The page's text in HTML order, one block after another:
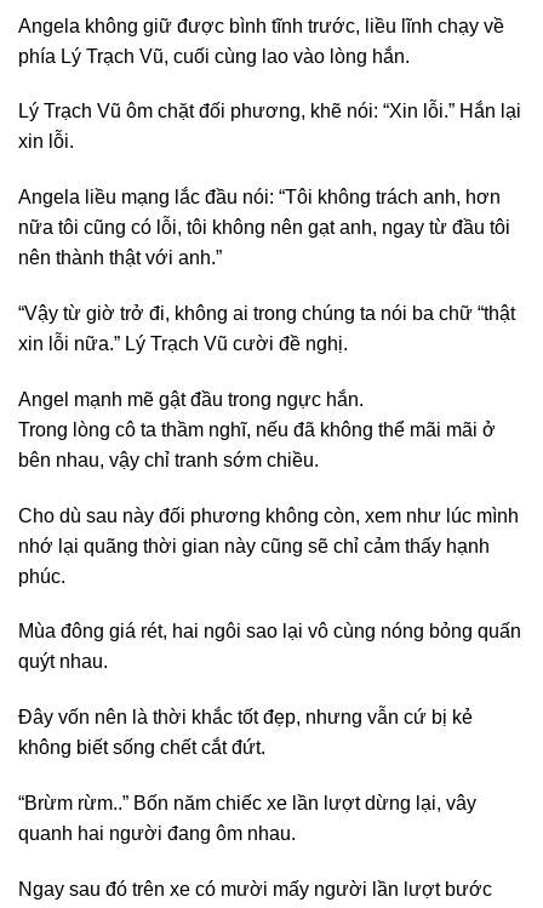
Angela không giữ được bình tĩnh trước, liều lĩnh chạy về
phía Lý Trạch Vũ, cuối cùng lao vào lòng hắn.
Lý Trạch Vũ ôm chặt đối phương, khẽ nói: “Xin lỗi.” Hắn lại
xin lỗi.
Angela liều mạng lắc đầu nói: “Tôi không trách anh, hơn
nữa tôi cũng có lỗi, tôi không nên gạt anh, ngay từ đầu tôi
nên thành thật với anh.”
“Vậy từ giờ trở đi, không ai trong chúng ta nói ba chữ “thật
xin lỗi nữa.” Lý Trạch Vũ cười đề nghị.
Angel mạnh mẽ gật đầu trong ngực hắn.
Trong lòng cô ta thầm nghĩ, nếu đã không thể mãi mãi ở
bên nhau, vậy chỉ tranh sớm chiều.
Cho dù sau này đối phương không còn, xem như lúc mình
nhớ lại quãng thời gian này cũng sẽ chỉ cảm thấy hạnh
phúc.
Mùa đông giá rét, hai ngôi sao lại vô cùng nóng bỏng quấn
quýt nhau.
Đây vốn nên là thời khắc tốt đẹp, nhưng vẫn cứ bị kẻ
không biết sống chết cắt đứt.
“Brừm rừm..” Bốn năm chiếc xe lần lượt dừng lại, vây
quanh hai người đang ôm nhau.
Ngay sau đó trên xe có mười mấy người lần lượt bước